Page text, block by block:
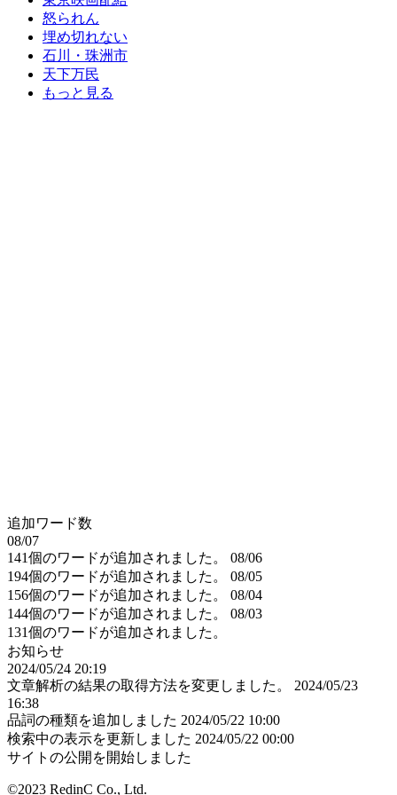
怒られん
埋め切れない
石川・珠洲市
天下万民
もっと見る
追加ワード数
08/07
141個のワードが追加されました。
08/06
194個のワードが追加されました。
08/05
156個のワードが追加されました。
08/04
144個のワードが追加されました。
08/03
131個のワードが追加されました。
お知らせ
2024/05/24 20:19
文章解析の結果の取得方法を変更しました。
2024/05/23
16:38
品詞の種類を追加しました 2024/05/22 10:00
検索中の表示を更新しました 2024/05/22 00:00
サイトの公開を開始しました
©2023 RedinC Co., Ltd.